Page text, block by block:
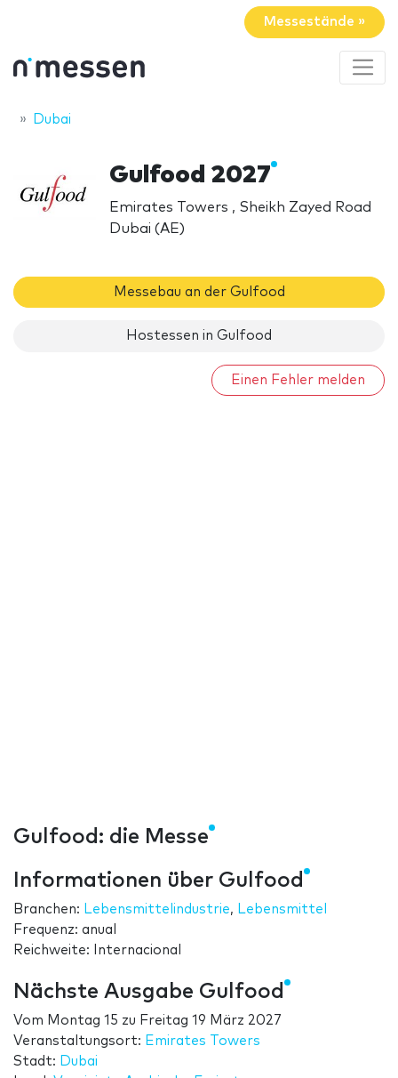
Messestände »
Dubai
Gulfood 2027
Emirates Towers , Sheikh Zayed Road
Dubai (AE)
Messebau an der Gulfood
Hostessen in Gulfood
Einen Fehler melden
Gulfood: die Messe
Informationen über Gulfood
Branchen: Lebensmittelindustrie, Lebensmittel
Frequenz: anual
Reichweite: Internacional
Nächste Ausgabe Gulfood
Vom Montag 15 zu Freitag 19 März 2027
Veranstaltungsort: Emirates Towers
Stadt: Dubai